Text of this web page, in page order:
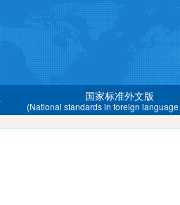
国家标准外文版
(National standards in foreign